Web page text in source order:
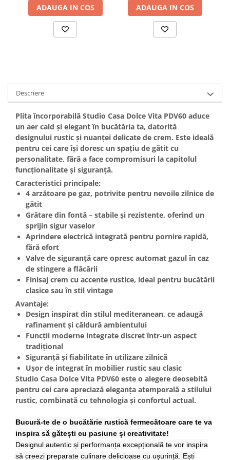
Hote bucatarie
Hote insula
Hote telescopice
Hote traditionale
Masini de Spalat Rufe & Uscatoare
Accesorii masini de spalat &
uscatoare
Masini automate de spalat rufe
Masini de spalat rufe cu uscator
Masini de spalat rufe verticale
Uscatoare de rufe
Masini de spalat vase
Masini de spalat vase incorporabile
Masini de spalat vase
independente
Motoburghiu/Foreza pamant
Pachete Incorporabile
Pirostrii & Arzatoare
Plasa umbrire
Pompe de stropit
Radiatoare
Semanatoare,Plantatoare
Sere
Sobe pe gaz & electrice
Suflante & Aspiratoare
Aspiratoare
Suflante Frunze
ADAUGA IN COS ADAUGA IN COS
Descriere
Plita încorporabilă Studio Casa Dolce Vita PDV60 aduce
un aer cald și elegant în bucătăria ta, datorită
designului rustic și nuanței delicate de crem. Este ideală
pentru cei care își doresc un spațiu de gătit cu
personalitate, fără a face compromisuri la capitolul
funcționalitate și siguranță.
Caracteristici principale:
4 arzătoare pe gaz, potrivite pentru nevoile zilnice de
gătit
Grătare din fontă – stabile și rezistente, oferind un
sprijin sigur vaselor
Aprindere electrică integrată pentru pornire rapidă,
fără efort
Valve de siguranță care opresc automat gazul în caz
de stingere a flăcării
Finisaj crem cu accente rustice, ideal pentru bucătării
clasice sau în stil vintage
Avantaje:
Design inspirat din stilul mediteranean, ce adaugă
rafinament și căldură ambientului
Funcții moderne integrate discret într-un aspect
tradițional
Siguranță și fiabilitate în utilizare zilnică
Ușor de integrat în mobilier rustic sau clasic
Studio Casa Dolce Vita PDV60 este o alegere deosebită
pentru cei care apreciază eleganța atemporală a stilului
rustic, combinată cu tehnologia și confortul actual.
Bucură-te de o bucătărie rustică fermecătoare care te va
inspira să gătești cu pasiune și creativitate!
Designul autentic și performanța excepțională te vor inspira
să creezi preparate culinare delicioase cu ușurință. Ești